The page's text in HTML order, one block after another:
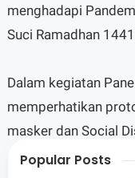
menghadapi
Suci Ramadhan
Dalam kegiatan
memperhatikan
masker dan Social
Popular Posts